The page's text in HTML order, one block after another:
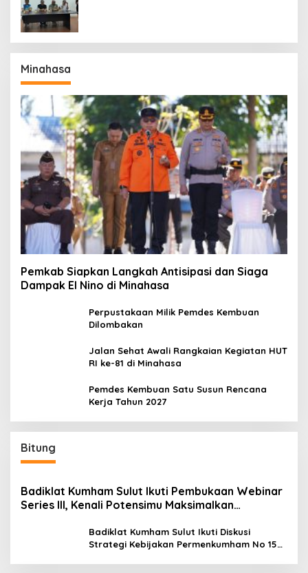
Minahasa
Pemkab Siapkan Langkah Antisipasi dan Siaga
Dampak El Nino di Minahasa
Perpustakaan Milik Pemdes Kembuan
Dilombakan
Jalan Sehat Awali Rangkaian Kegiatan HUT
RI ke-81 di Minahasa
Pemdes Kembuan Satu Susun Rencana
Kerja Tahun 2027
Bitung
Badiklat Kumham Sulut Ikuti Pembukaan Webinar
Series III, Kenali Potensimu Maksimalkan
Badiklat Kumham Sulut Ikuti Diskusi
Strategi Kebijakan Permenkumham No 15